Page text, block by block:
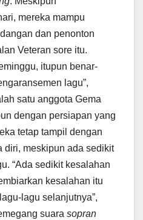
mereka mampu
dan penonton
Veteran sore itu.
itupun benar-
lagu”,
satu anggota Gema
dengan persiapan yang
tetap tampil dengan
diri, meskipun ada sedikit
“Ada sedikit kesalahan
kesalahan itu
lagu selanjutnya”,
suara sopran